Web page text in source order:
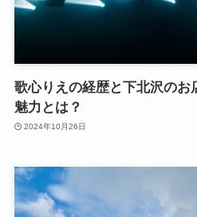
歌心りえの経歴と下北沢のお
魅力とは？
2024年10月26日